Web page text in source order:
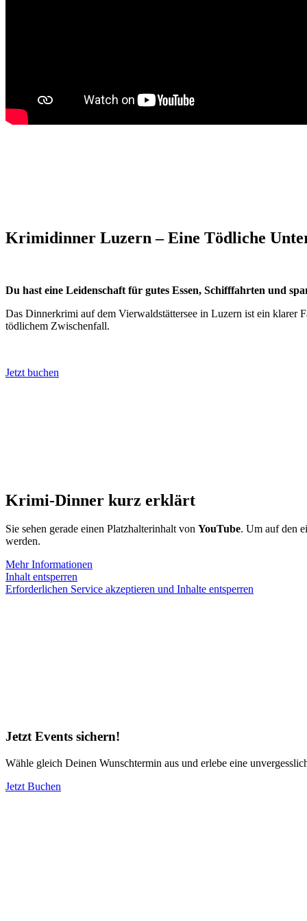
Krimidinner Luzern – Eine Tödliche
Du hast eine Leidenschaft für gutes Essen, Schifffahrten und
Das Dinnerkrimi auf dem Vierwaldstättersee in Luzern ist ein klarer
tödlichem Zwischenfall.
Jetzt buchen
Krimi-Dinner kurz erklärt
Sie sehen gerade einen Platzhalterinhalt von YouTube. Um auf den
werden.
Mehr Informationen
Inhalt entsperren
Erforderlichen Service akzeptieren und Inhalte entsperren
Jetzt Events sichern!
Wähle gleich Deinen Wunschtermin aus und erlebe eine
Jetzt Buchen